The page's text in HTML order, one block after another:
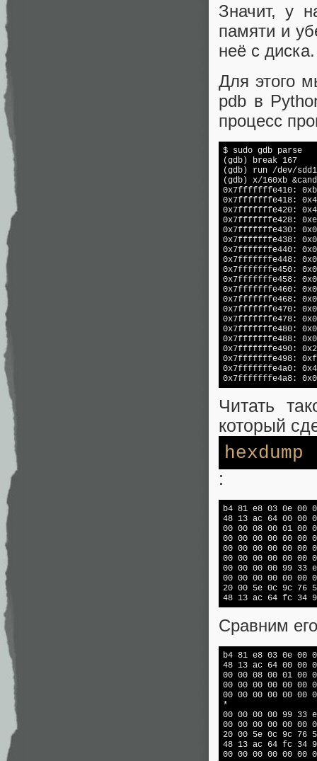
Значит, у
памяти и
неё с
Для этого
pdb в
процесс
$ sudo gdb parse
(gdb) break 167
(gdb) run /dev/sdd1
(gdb) x/160xb
0x7fffffffe410:
0x7fffffffe418:
0x7fffffffe420:
0x7fffffffe428:
0x7fffffffe430:
0x7fffffffe438:
0x7fffffffe440:
0x7fffffffe448:
0x7fffffffe450:
0x7fffffffe458:
0x7fffffffe460:
0x7fffffffe468:
0x7fffffffe470:
0x7fffffffe478:
0x7fffffffe480:
0x7fffffffe488:
0x7fffffffe490:
0x7fffffffe498:
0x7fffffffe4a0:
0x7fffffffe4a8:
Читать
который
hexdump
:
b4 81 e8 03 0e 00
48 13 ac 64 00 00
00 00 08 00 01 00
00 00 00 00 00 00
00 00 00 00 00 00
00 00 00 00 00 00
00 00 00 00 99 33
00 00 00 00 00 00
20 00 5e 0c 9c 76
48 13 ac 64 fc 34
Сравним
b4 81 e8 03 0e 00
48 13 ac 64 00 00
00 00 08 00 01 00
00 00 00 00 00 00
00 00 00 00 00 00
*
00 00 00 00 99 33
00 00 00 00 00 00
20 00 5e 0c 9c 76
48 13 ac 64 fc 34
00 00 00 00 00 00